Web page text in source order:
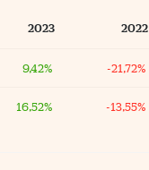
2023 2022
9,42% -21,72%
16,52% -13,55%